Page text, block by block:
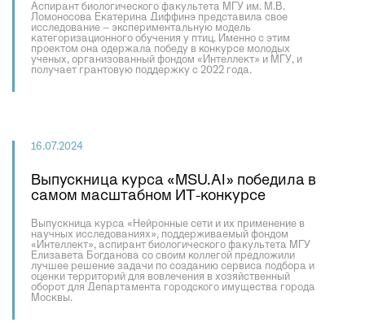
Аспирант биологического факультета МГУ им. М.В.
Ломоносова Екатерина Диффинэ представила свое
исследование – экспериментальную модель
категоризационного обучения у птиц. Именно с этим
проектом она одержала победу в конкурсе молодых
ученых, организованный фондом «Интеллект» и МГУ, и
получает грантовую поддержку с 2022 года.
16.07.2024
Выпускница курса «MSU.AI» победила в
самом масштабном ИТ-конкурсе
Выпускница курса «Нейронные сети и их применение в
научных исследованиях», поддерживаемый фондом
«Интеллект», аспирант биологического факультета МГУ
Елизавета Богданова со своим коллегой предложили
лучшее решение задачи по созданию сервиса подбора и
оценки территорий для вовлечения в хозяйственный
оборот для Департамента городского имущества города
Москвы.